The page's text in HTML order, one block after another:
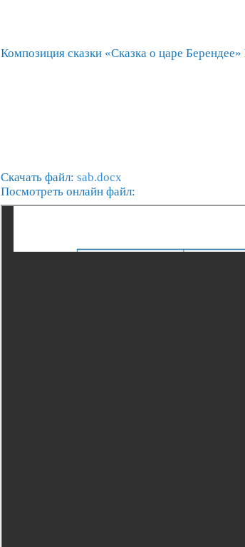
Композиция сказки «Сказка о царе
Скачать файл: sab.docx
Посмотреть онлайн файл: